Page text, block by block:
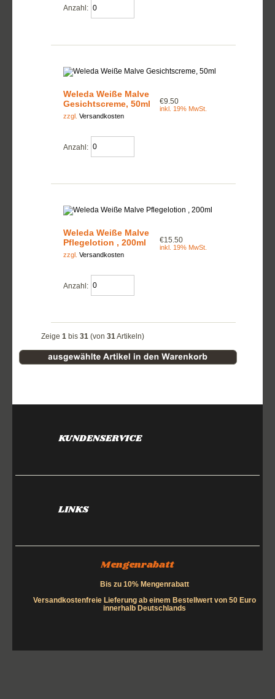
Anzahl:
Weleda Weiße Malve
Gesichtscreme, 50ml
€9.50
inkl. 19% MwSt.
zzgl. Versandkosten
Anzahl:
Weleda Weiße Malve
Pflegelotion , 200ml
€15.50
inkl. 19% MwSt.
zzgl. Versandkosten
Anzahl:
Zeige 1 bis 31 (von 31 Artikeln)
KUNDENSERVICE
LINKS
Mengenrabatt
Bis zu 10% Mengenrabatt
Versandkostenfreie Lieferung ab einem Bestellwert von 50 Euro
innerhalb Deutschlands